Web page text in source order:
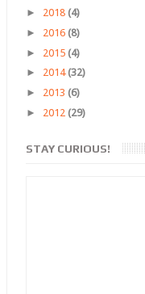
► 2018 (4)
► 2016 (8)
► 2015 (4)
► 2014 (32)
► 2013 (6)
► 2012 (29)
STAY CURIOUS!